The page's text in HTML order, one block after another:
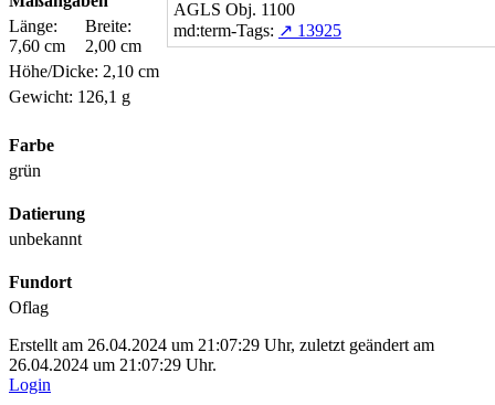
Länge:
7,60 cm
Breite:
2,00 cm
Höhe/Dicke: 2,10 cm
Gewicht: 126,1 g
Farbe
grün
Datierung
unbekannt
AGLS Obj. 1100
md:term-Tags: ↗ 13925
Fundort
Oflag
Erstellt am 26.04.2024 um 21:07:29 Uhr, zuletzt geändert am
26.04.2024 um 21:07:29 Uhr.
Login